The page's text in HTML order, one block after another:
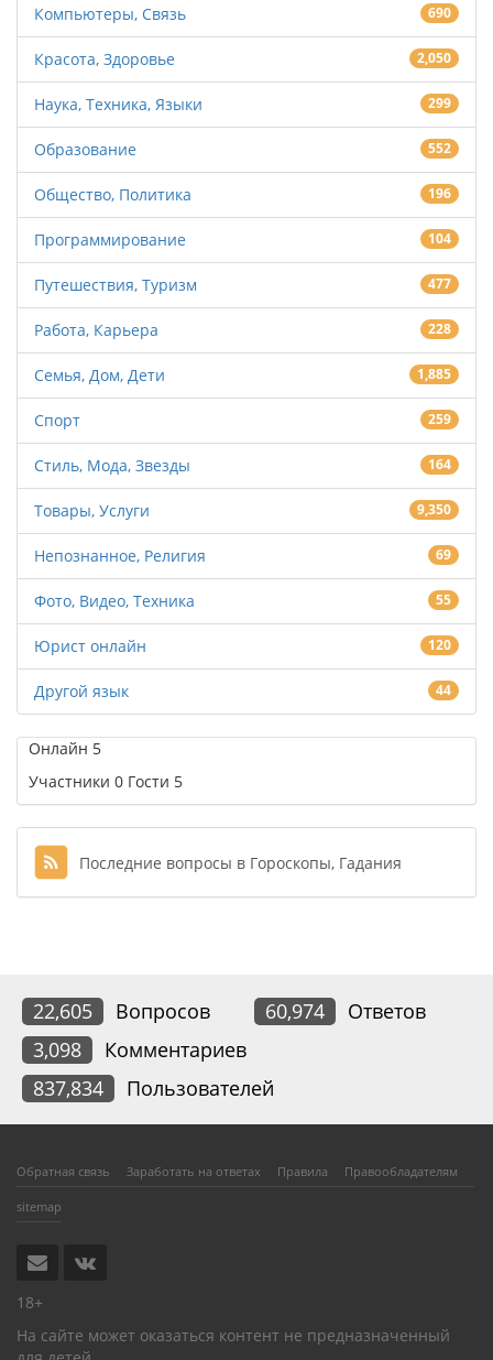
Компьютеры, Связь 690
Красота, Здоровье 2,050
Наука, Техника, Языки 299
Образование 552
Общество, Политика 196
Программирование 104
Путешествия, Туризм 477
Работа, Карьера 228
Семья, Дом, Дети 1,885
Спорт 259
Стиль, Мода, Звезды 164
Товары, Услуги 9,350
Непознанное, Религия 69
Фото, Видео, Техника 55
Юрист онлайн 120
Другой язык 44
Онлайн 5
Участники 0 Гости 5
Последние вопросы в Гороскопы, Гадания
22,605 Вопросов 60,974
Ответов
3,098
Комментариев
837,834
Пользователей
Обратная связь Заработать на ответах Правила Правообладателям
sitemap
18+
На сайте может оказаться контент не предназначенный